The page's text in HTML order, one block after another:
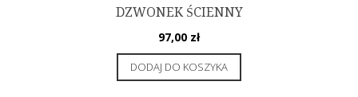
DZWONEK ŚCIENNY
97,00 zł
DODAJ DO KOSZYKA